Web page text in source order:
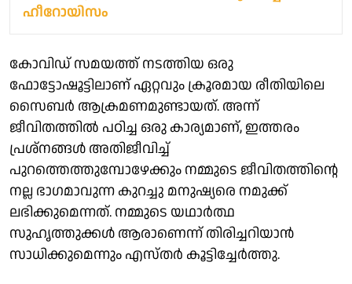
ഹീറോയിസം
കോവിഡ് സമയത്ത് നടത്തിയ ഒരു
ഫോട്ടോഷൂട്ടിലാണ് ഏറ്റവും ക്രൂരമായ രീതിയിലെ
സൈബർ ആക്രമണമുണ്ടായത്. അന്ന്
ജീവിതത്തിൽ പഠിച്ച ഒരു കാര്യമാണ്, ഇത്തരം
പ്രശ്നങ്ങൾ അതിജീവിച്ച്
പുറത്തെത്തുമ്പോഴേക്കും നമ്മുടെ ജീവിതത്തിന്റെ
നല്ല ഭാഗമാവുന്ന കുറച്ചു മനുഷ്യരെ നമുക്ക്
ലഭിക്കുമെന്നത്. നമ്മുടെ യഥാർത്ഥ
സുഹൃത്തുക്കൾ ആരാണെന്ന് തിരിച്ചറിയാൻ
സാധിക്കുമെന്നും എസ്തർ കൂട്ടിച്ചേർത്തു.